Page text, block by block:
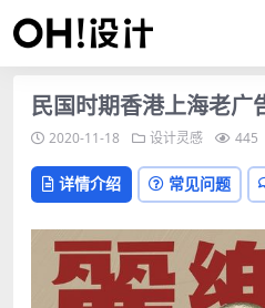
民国时期香港上海老广
2020-11-18 设计灵感 445
详情介绍 常见问题